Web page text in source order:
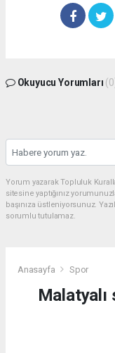
Okuyucu Yorumları
Yorum yazarak Topluluk
sitesine yaptığınız
başınıza üstleniyorsunuz.
sorumlu tutulamaz.
Anasayfa Spor
Malatyalı